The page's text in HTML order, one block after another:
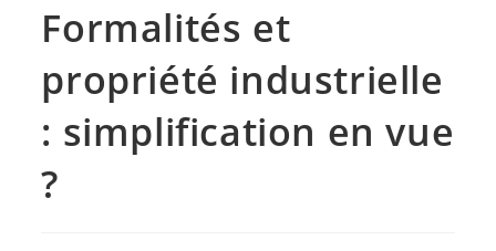
Formalités et
propriété industrielle
: simplification en vue
?